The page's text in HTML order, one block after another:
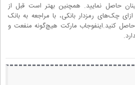
حاصل نمایید. همچنین بهتر است قبل از
چک‌های رمزدار بانکی، با مراجعه به بانک
کنید.اینفوجاب مارکت هیچ‌گونه منفعت و